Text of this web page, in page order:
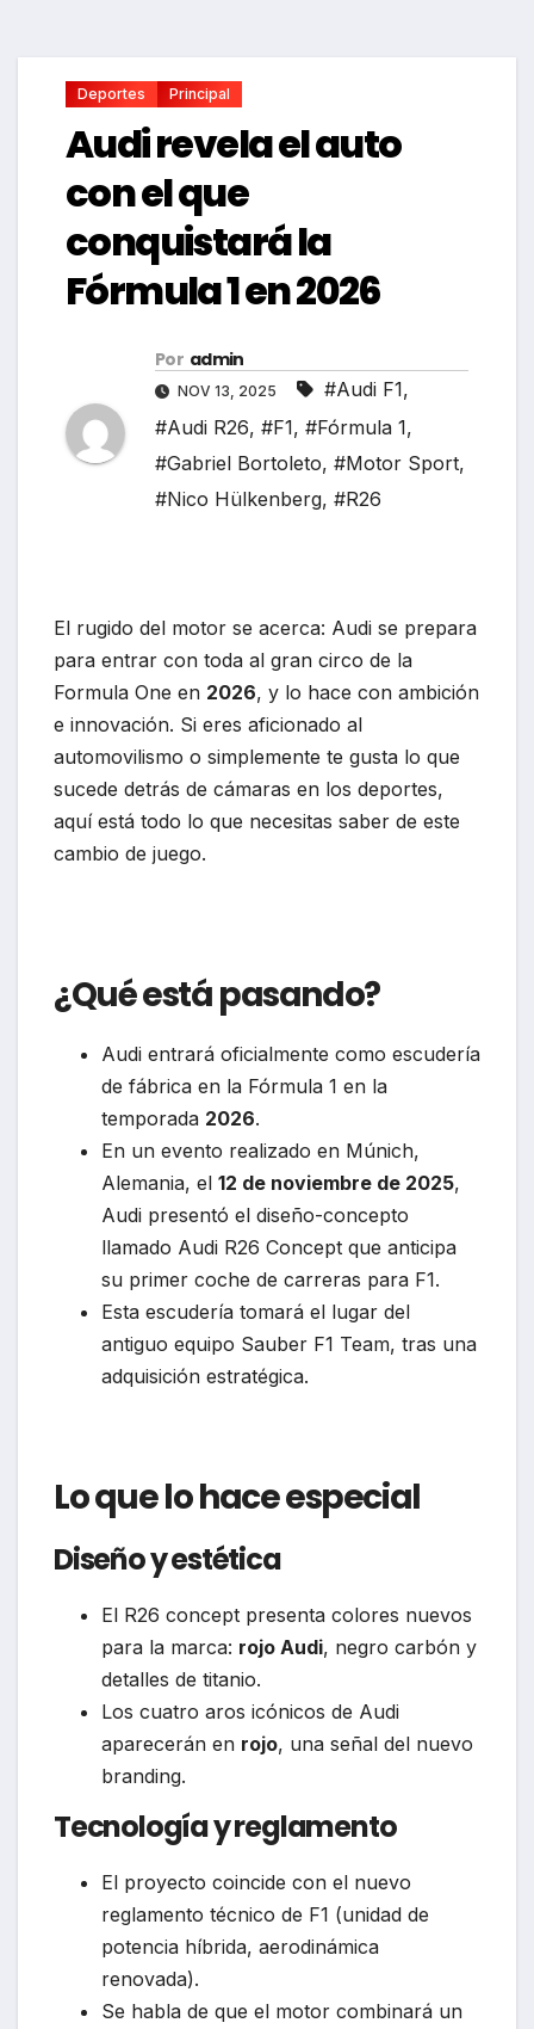
Deportes Principal
Audi revela el auto
con el que
conquistará la
Fórmula 1 en 2026
Por admin
NOV 13, 2025 #Audi F1,
#Audi R26, #F1, #Fórmula 1,
#Gabriel Bortoleto, #Motor Sport,
#Nico Hülkenberg, #R26
El rugido del motor se acerca: Audi se prepara
para entrar con toda al gran circo de la
Formula One en 2026, y lo hace con ambición
e innovación. Si eres aficionado al
automovilismo o simplemente te gusta lo que
sucede detrás de cámaras en los deportes,
aquí está todo lo que necesitas saber de este
cambio de juego.
¿Qué está pasando?
Audi entrará oficialmente como escudería
de fábrica en la Fórmula 1 en la
temporada 2026.
En un evento realizado en Múnich,
Alemania, el 12 de noviembre de 2025,
Audi presentó el diseño-concepto
llamado Audi R26 Concept que anticipa
su primer coche de carreras para F1.
Esta escudería tomará el lugar del
antiguo equipo Sauber F1 Team, tras una
adquisición estratégica.
Lo que lo hace especial
Diseño y estética
El R26 concept presenta colores nuevos
para la marca: rojo Audi, negro carbón y
detalles de titanio.
Los cuatro aros icónicos de Audi
aparecerán en rojo, una señal del nuevo
branding.
Tecnología y reglamento
El proyecto coincide con el nuevo
reglamento técnico de F1 (unidad de
potencia híbrida, aerodinámica
renovada).
Se habla de que el motor combinará un